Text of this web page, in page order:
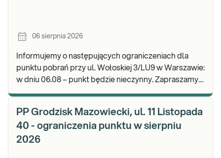
06 sierpnia 2026
Informujemy o następujących ograniczeniach dla
punktu pobrań przy ul. Wołoskiej 3/LU9 w Warszawie:
w dniu 06.08 – punkt będzie nieczynny. Zapraszamy
PP Grodzisk Mazowiecki, ul. 11 Listopada
40 - ograniczenia punktu w sierpniu
2026